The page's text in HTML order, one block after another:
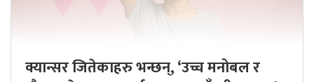
क्यान्सर जितेकाहरु भन्छन्, ‘उच्च मनोबल र